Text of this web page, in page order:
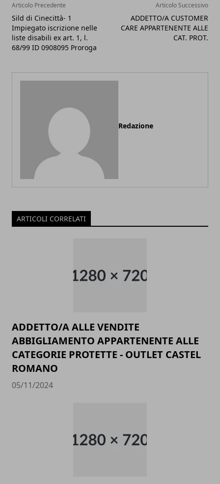
Articolo Precedente
Sild di Cinecittà- 1
Impiegato iscrizione nelle
liste disabili ex art. 1, l.
68/99 ID 0908095 Proroga
Articolo Successivo
ADDETTO/A CUSTOMER
CARE APPARTENENTE ALLE
CAT. PROT.
Redazione
ARTICOLI CORRELATI
ADDETTO/A ALLE VENDITE
ABBIGLIAMENTO APPARTENENTE ALLE
CATEGORIE PROTETTE - OUTLET CASTEL
ROMANO
05/11/2024